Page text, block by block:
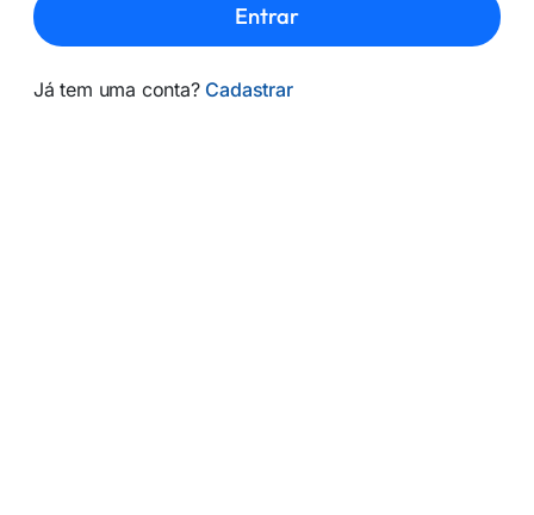
Entrar
Já tem uma conta? Cadastrar